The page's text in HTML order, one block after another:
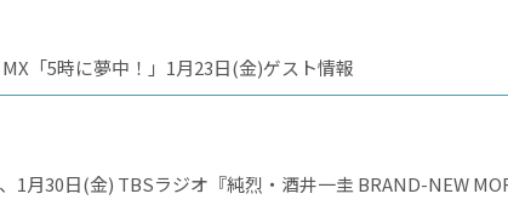
「5時に夢中！」1月23日(金)ゲスト情報
【ミッツ・マングローブ：ラジオ出演】1月23日(金)、1月30日(金) TBSラジオ『純烈・酒井一圭 BRAND-